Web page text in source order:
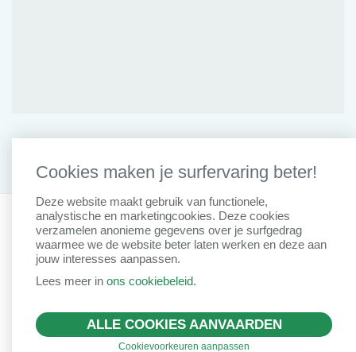
Privacy Clausule Disclaimer Cookiebeleid
IDD Richtlijn
Remuneratiebeleid
Created by Insucommerce
Cookies maken je surfervaring beter!
Deze website maakt gebruik van functionele,
analystische en marketingcookies. Deze cookies
verzamelen anonieme gegevens over je surfgedrag
waarmee we de website beter laten werken en deze aan
jouw interesses aanpassen.
Lees meer in ons cookiebeleid.
ALLE COOKIES AANVAARDEN
Cookievoorkeuren aanpassen